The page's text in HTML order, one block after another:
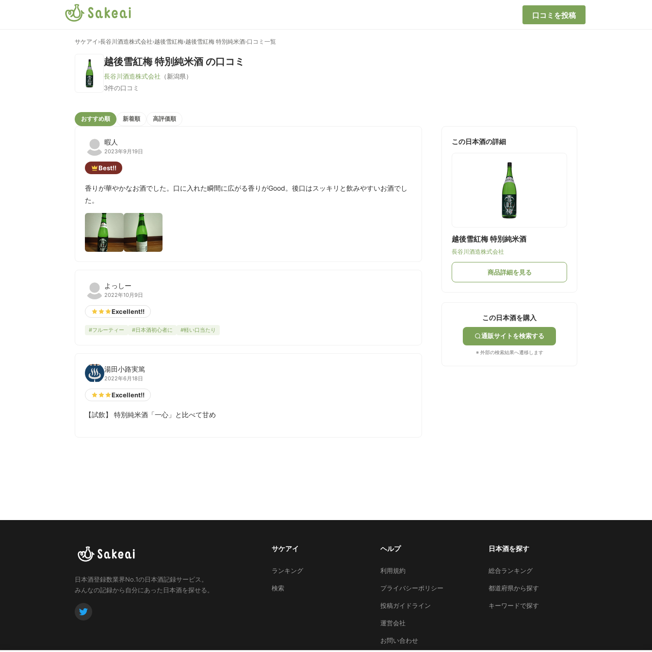
口コミを投稿
サケアイ ›長谷川酒造株式会社›越後雪紅梅›越後雪紅梅 特別純米酒›口コミ一覧
越後雪紅梅 特別純米酒 の口コミ
長谷川酒造株式会社 （新潟県）
3件の口コミ
おすすめ順 新着順 高評価順
暇人
2023年9月19日
Best!!
香りが華やかなお酒でした。口に入れた瞬間に広がる香りがGood。後口はスッキリと飲みやすいお酒でし
た。
よっしー
2022年10月9日
Excellent!!
#フルーティー #日本酒初心者に #軽い口当たり
湯田小路実篤
2022年6月18日
Excellent!!
【試飲】 特別純米酒「一心」と比べて甘め
この日本酒の詳細
越後雪紅梅 特別純米酒
長谷川酒造株式会社
商品詳細を見る
この日本酒を購入
通販サイトを検索する
※ 外部の検索結果へ遷移します
日本酒登録数業界No.1の日本酒記録サービス。
みんなの記録から自分にあった日本酒を探せる。
サケアイ
ランキング
検索
ヘルプ
利用規約
プライバシーポリシー
投稿ガイドライン
運営会社
お問い合わせ
日本酒を探す
総合ランキング
都道府県から探す
キーワードで探す